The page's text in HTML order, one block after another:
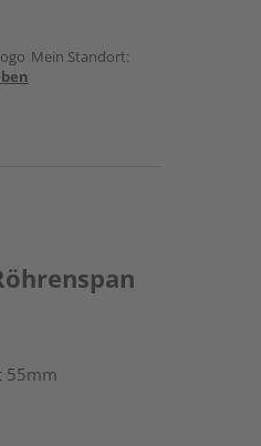
Mein Standort:
55mm